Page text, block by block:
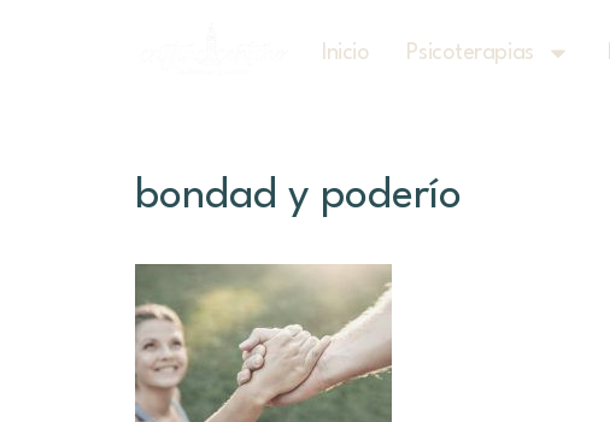
Inicio Psicoterapias
bondad y poderío